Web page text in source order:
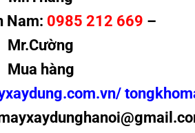
Nam: 0985 212 669 –
Mr.Cường
Mua hàng